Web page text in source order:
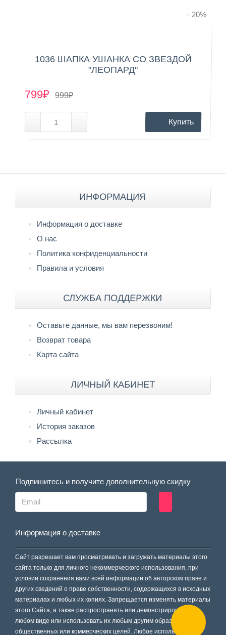
- 20%
1036 ШАПКА УШАНКА СО ЗВЕЗДОЙ
"ЛЕОПАРД"
799₽ 999₽
Купить
ИНФОРМАЦИЯ
Информация о доставке
О нас
Политика конфиденциальности
Правила и условия
СЛУЖБА ПОДДЕРЖКИ
Оставьте данные, мы вам перезвоним!
Возврат товара
Карта сайта
ЛИЧНЫЙ КАБИНЕТ
Личный кабинет
История заказов
Рассылка
Подпишитесь и получите дополнительную скидку
Информация о доставке
Сайт разрешает вам просматривать и загружать материалы этого
сайта только для личного некоммерческого использования, при
условии сохранения вами всей информации об авторском праве и
других сведений о праве собственности, содержащихся в исходных
материалах и любых их копиях. Запрещается изменять материалы
этого Сайта, а также распространять или демонстрировать их в
любом виде или использовать их любым другим образом для
общественных или коммерческих целей. Любое использование